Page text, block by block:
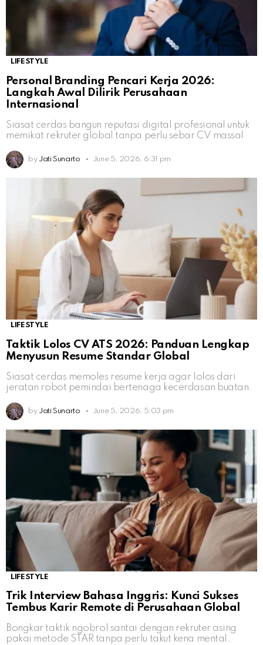
LIFESTYLE
Personal Branding Pencari Kerja 2026:
Langkah Awal Dilirik Perusahaan
Internasional
Siasat cerdas bangun reputasi digital profesional untuk
memikat rekruter global tanpa perlu sebar CV massal
by Jati Sunarto June 5, 2026, 6:31 pm
LIFESTYLE
Taktik Lolos CV ATS 2026: Panduan Lengkap
Menyusun Resume Standar Global
Siasat cerdas memoles resume kerja agar lolos dari
jeratan robot pemindai bertenaga kecerdasan buatan.
by Jati Sunarto June 5, 2026, 5:03 pm
LIFESTYLE
Trik Interview Bahasa Inggris: Kunci Sukses
Tembus Karir Remote di Perusahaan Global
Bongkar taktik ngobrol santai dengan rekruter asing
pakai metode STAR tanpa perlu takut kena mental.